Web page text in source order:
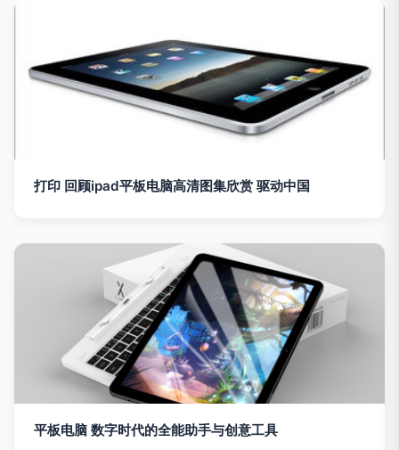
打印 回顾ipad平板电脑高清图集欣赏 驱动中国
平板电脑 数字时代的全能助手与创意工具